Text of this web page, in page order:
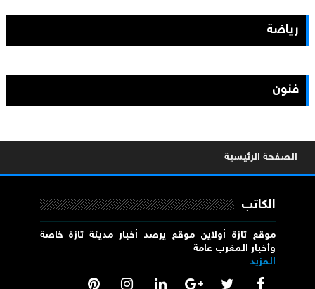
رياضة
فنون
الصفحة الرئيسية
الكاتب
موقع تازة أولاين موقع يرصد أخبار مدينة تازة خاصة
وأخبار المغرب عامة
المزيد